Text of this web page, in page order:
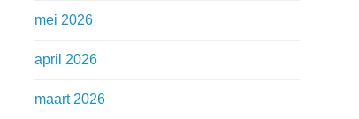
mei 2026
april 2026
maart 2026